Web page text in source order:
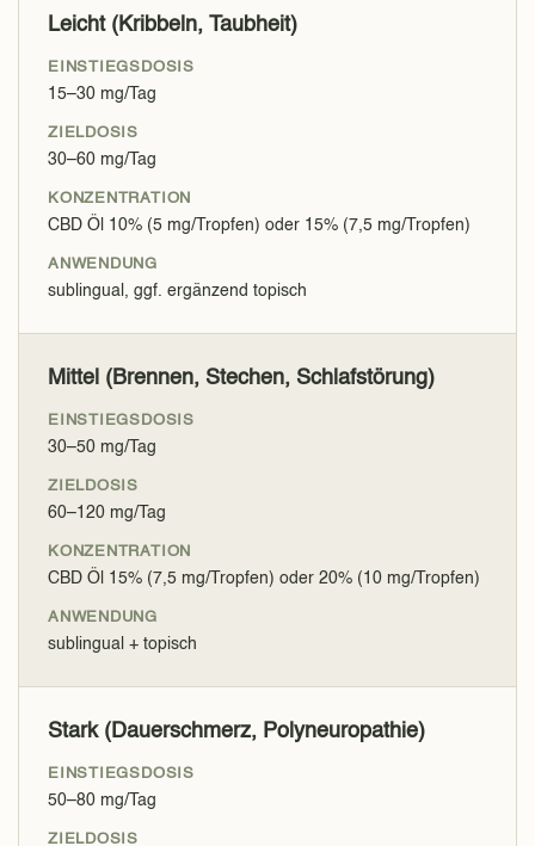
Leicht (Kribbeln, Taubheit)
15–30 mg/Tag
30–60 mg/Tag
CBD Öl 10% (5 mg/Tropfen) oder 15% (7,5 mg/Tropfen)
sublingual, ggf. ergänzend topisch
Mittel (Brennen, Stechen, Schlafstörung)
30–50 mg/Tag
60–120 mg/Tag
CBD Öl 15% (7,5 mg/Tropfen) oder 20% (10 mg/Tropfen)
sublingual + topisch
Stark (Dauerschmerz, Polyneuropathie)
50–80 mg/Tag